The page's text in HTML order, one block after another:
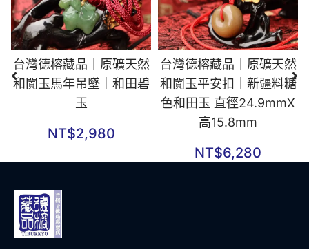
台灣德榕藏品｜原礦天然
和闐玉馬年吊墜｜和田碧
玉
NT$2,980
台灣德榕藏品｜原礦天然
和闐玉平安扣｜新疆料糖
色和田玉 直徑24.9mmX
高15.8mm
NT$6,280